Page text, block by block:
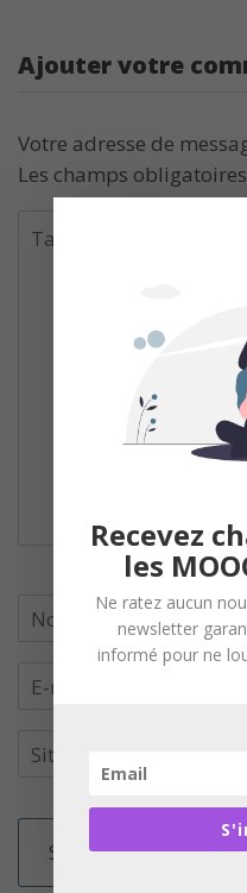
Ajouter votre
Votre adresse de
Les champs
Recevez
les
Ne ratez aucun
newsletter
informé pour ne